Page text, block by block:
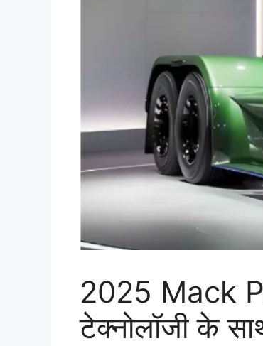
2025 Mack
टेक्नोलॉजी के